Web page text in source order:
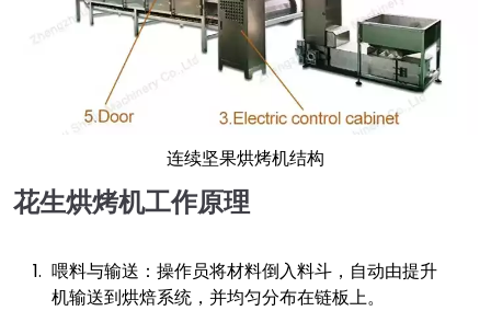
连续坚果烘烤机结构
花生烘烤机工作原理
喂料与输送：操作员将材料倒入料斗，自动由提升
机输送到烘焙系统，并均匀分布在链板上。